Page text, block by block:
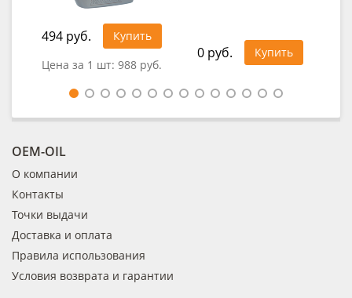
494 руб.
Купить
Цена за 1 шт: 988 руб.
0 руб. Купить
OEM-OIL
О компании
Контакты
Точки выдачи
Доставка и оплата
Правила использования
Условия возврата и гарантии